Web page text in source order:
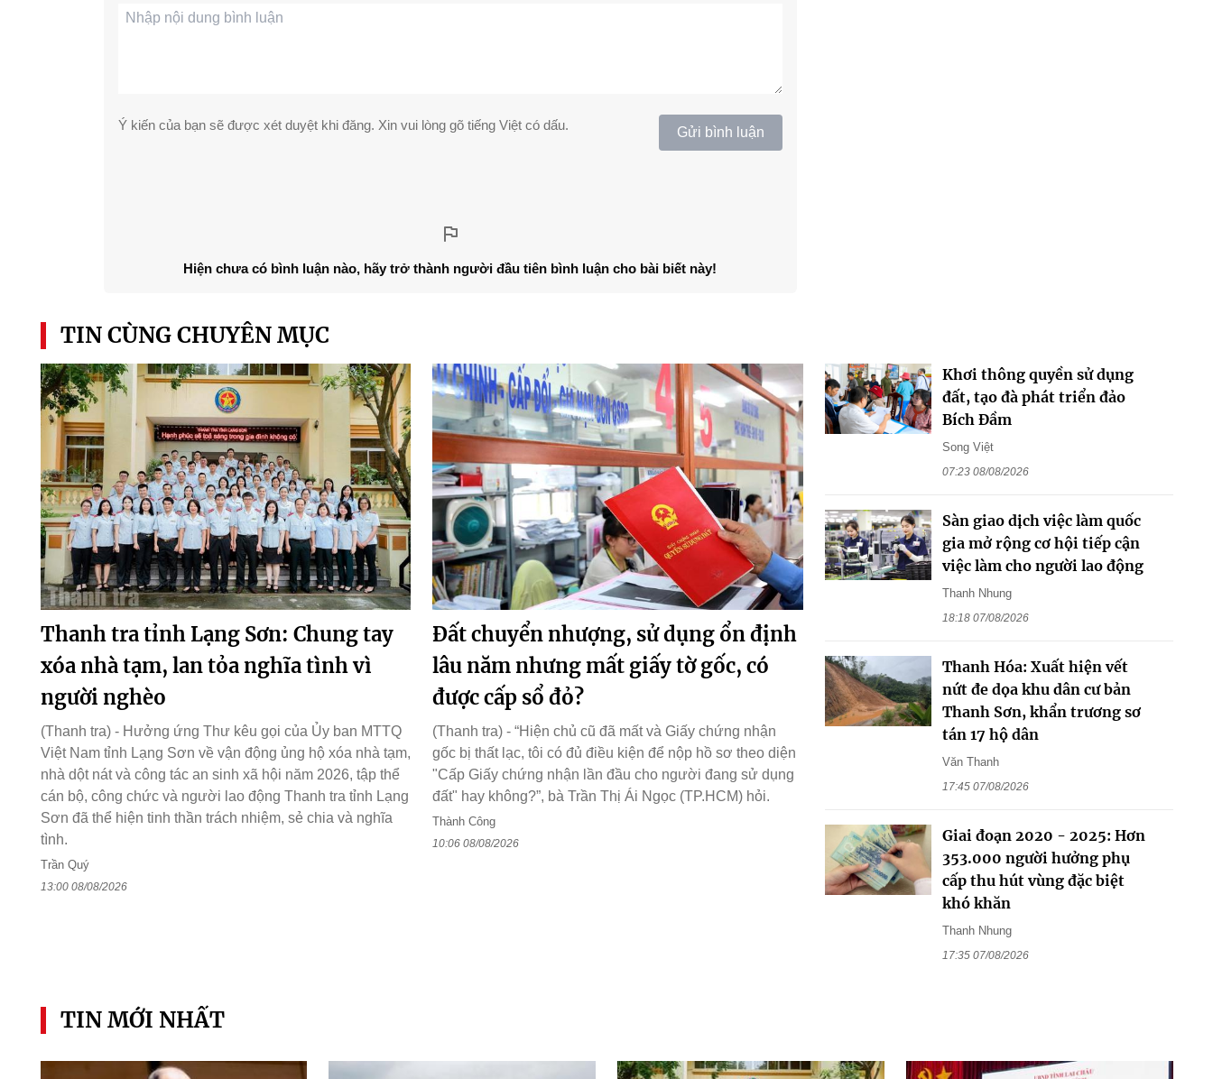
Ý kiến của bạn sẽ được xét duyệt khi đăng. Xin vui lòng gõ tiếng Việt có dấu. Gửi bình luận
Hiện chưa có bình luận nào, hãy trở thành người đầu tiên bình luận cho bài biết này!
TIN CÙNG CHUYÊN MỤC
Thanh tra tỉnh Lạng Sơn: Chung tay
xóa nhà tạm, lan tỏa nghĩa tình vì
người nghèo
(Thanh tra) - Hưởng ứng Thư kêu gọi của Ủy ban MTTQ
Việt Nam tỉnh Lạng Sơn về vận động ủng hộ xóa nhà tạm,
nhà dột nát và công tác an sinh xã hội năm 2026, tập thể
cán bộ, công chức và người lao động Thanh tra tỉnh Lạng
Sơn đã thể hiện tinh thần trách nhiệm, sẻ chia và nghĩa
tình.
Trần Quý
13:00 08/08/2026
Đất chuyển nhượng, sử dụng ổn định
lâu năm nhưng mất giấy tờ gốc, có
được cấp sổ đỏ?
(Thanh tra) - “Hiện chủ cũ đã mất và Giấy chứng nhận
gốc bị thất lạc, tôi có đủ điều kiện để nộp hồ sơ theo diện
"Cấp Giấy chứng nhận lần đầu cho người đang sử dụng
đất" hay không?”, bà Trần Thị Ái Ngọc (TP.HCM) hỏi.
Thành Công
10:06 08/08/2026
Khơi thông quyền sử dụng
đất, tạo đà phát triển đảo
Bích Đầm
Song Việt
07:23 08/08/2026
Sàn giao dịch việc làm quốc
gia mở rộng cơ hội tiếp cận
việc làm cho người lao động
Thanh Nhung
18:18 07/08/2026
Thanh Hóa: Xuất hiện vết
nứt đe dọa khu dân cư bản
Thanh Sơn, khẩn trương sơ
tán 17 hộ dân
Văn Thanh
17:45 07/08/2026
Giai đoạn 2020 - 2025: Hơn
353.000 người hưởng phụ
cấp thu hút vùng đặc biệt
khó khăn
Thanh Nhung
17:35 07/08/2026
TIN MỚI NHẤT